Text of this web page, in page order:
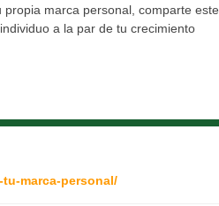
marca personal, comparte este
a la par de tu crecimiento
marca-personal/